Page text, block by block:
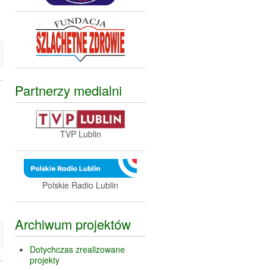
Partnerzy medialni
TVP Lublin
Polskie Radio Lublin
Archiwum projektów
Dotychczas zrealizowane
projekty